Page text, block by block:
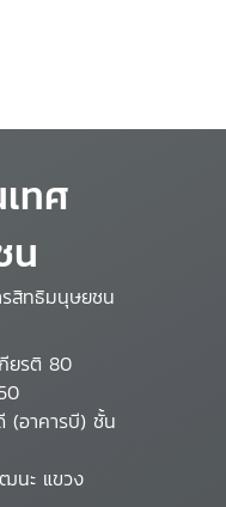
ทศ
น
สิทธิมนุษยชน
ยรติ 80
(อาคารบี) ชั้น
นะ แขวง